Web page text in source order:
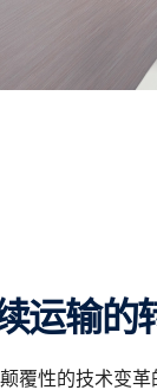
续运输的
覆性的技术变革